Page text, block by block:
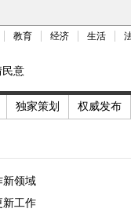
教育 经济 生活
民意
独家策划 权威发布
新领域
新工作